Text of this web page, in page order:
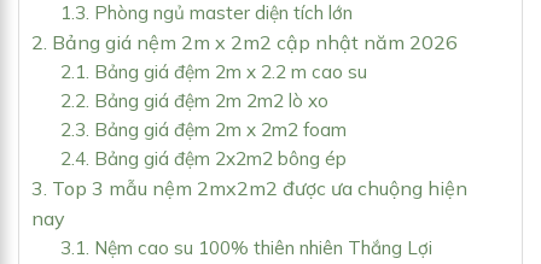
1.3. Phòng ngủ master diện tích lớn
2. Bảng giá nệm 2m x 2m2 cập nhật năm 2026
2.1. Bảng giá đệm 2m x 2.2 m cao su
2.2. Bảng giá đệm 2m 2m2 lò xo
2.3. Bảng giá đệm 2m x 2m2 foam
2.4. Bảng giá đệm 2x2m2 bông ép
3. Top 3 mẫu nệm 2mx2m2 được ưa chuộng hiện
nay
3.1. Nệm cao su 100% thiên nhiên Thắng Lợi